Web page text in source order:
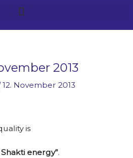
2013
12. November 2013
is
energy”.